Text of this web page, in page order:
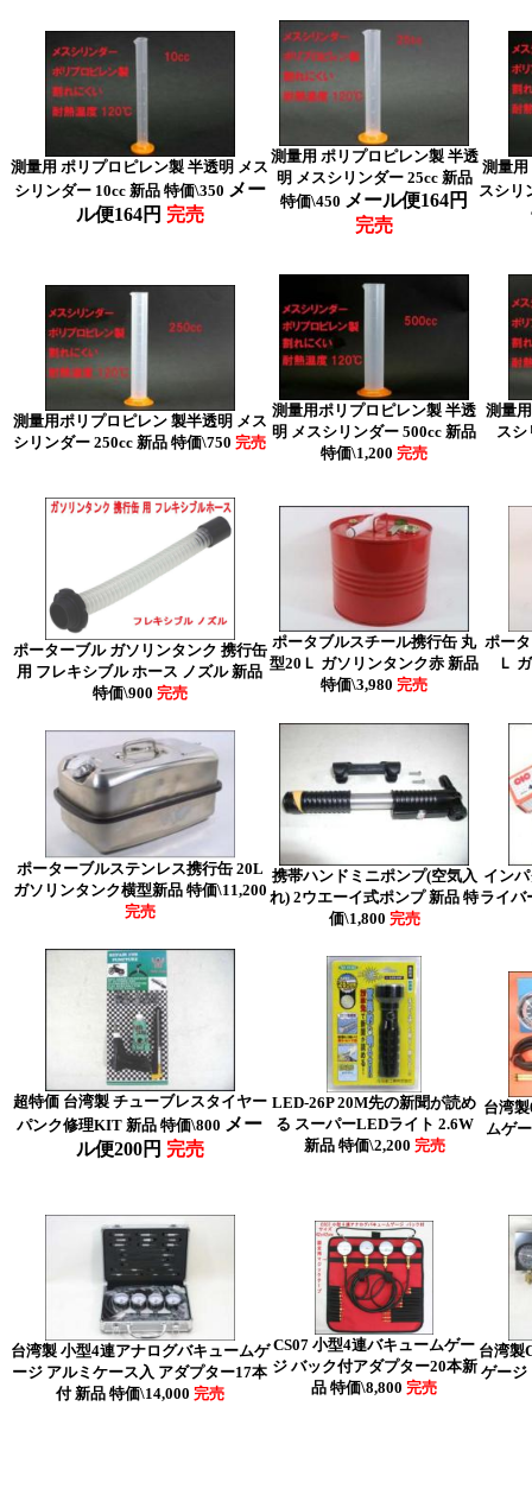
測量用 ポリプロピレン製 半透明 メス
シリンダー 10cc 新品 特価\350 メー
ル便164円 完売
測量用 ポリプロピレン製 半透
明 メスシリンダー 25cc 新品
特価\450 メール便164円
完売
測量用
スシリ
測量用ポリプロピレン 製半透明 メス
シリンダー 250cc 新品 特価\750 完売
測量用ポリプロピレン製 半透
明 メスシリンダー 500cc 新品
特価\1,200 完売
測量
スシ
ポーターブル ガソリンタンク 携行缶
用 フレキシブル ホース ノズル 新品
特価\900 完売
ポータブルスチール携行缶 丸
型20Ｌ ガソリンタンク赤 新品
特価\3,980 完売
ポー
Ｌ
ポーターブルステンレス携行缶 20L
ガソリンタンク横型新品 特価\11,200
完売
携帯ハンドミニポンプ(空気入
れ) 2ウエーイ式ポンプ 新品 特
価\1,800 完売
イン
ライバ
超特価 台湾製 チューブレスタイヤー
パンク修理KIT 新品 特価\800 メー
ル便200円 完売
LED-26P 20M先の新聞が読め
る スーパーLEDライト 2.6W
新品 特価\2,200 完売
台湾
ムゲ
台湾製 小型4連アナログバキュームゲ
ージ アルミケース入 アダプター17本
付 新品 特価\14,000 完売
CS07 小型4連バキュームゲー
ジ バック付アダプター20本新
品 特価\8,800 完売
台湾製
ゲージ